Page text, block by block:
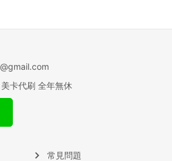
卡代刷 全年無休
常見問題